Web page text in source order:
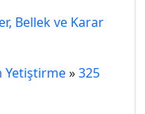
Bellek ve Karar
Yetiştirme»325